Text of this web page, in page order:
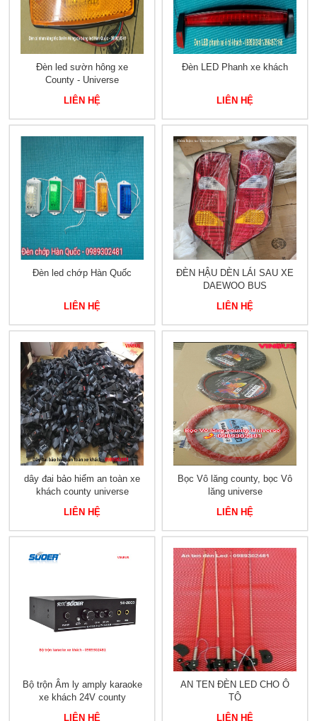
Đèn led sườn hông xe
County - Universe
LIÊN HỆ
Đèn LED Phanh xe khách
LIÊN HỆ
Đèn led chớp Hàn Quốc
LIÊN HỆ
ĐÈN HẬU DÈN LÁI SAU XE
DAEWOO BUS
LIÊN HỆ
dây đai bảo hiểm an toàn xe
khách county universe
LIÊN HỆ
Bọc Vô lăng county, bọc Vô
lăng universe
LIÊN HỆ
Bộ trộn Âm ly amply karaoke
xe khách 24V county
LIÊN HỆ
AN TEN ĐÈN LED CHO Ô
TÔ
LIÊN HỆ